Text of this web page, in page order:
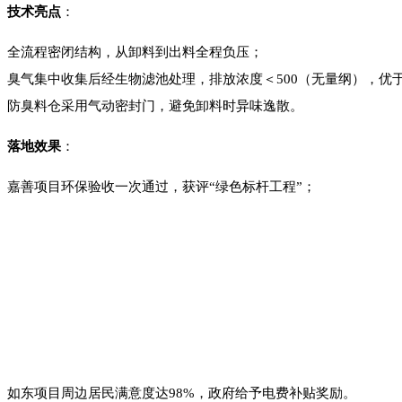
技术亮点 ：
全流程密闭结构，从卸料到出料全程负压；
臭气集中收集后经生物滤池处理，排放浓度＜500（无量纲），优
防臭料仓采用气动密封门，避免卸料时异味逸散。
落地效果 ：
嘉善项目环保验收一次通过，获评“绿色标杆工程”；
如东项目周边居民满意度达98%，政府给予电费补贴奖励。